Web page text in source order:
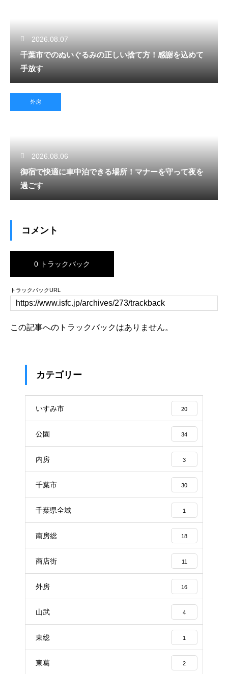
2026.08.07
千葉市でのぬいぐるみの正しい捨て方！感謝を込めて
手放す
外房
2026.08.06
御宿で快適に車中泊できる場所！マナーを守って夜を
過ごす
コメント
0 トラックバック
トラックバックURL
この記事へのトラックバックはありません。
カテゴリー
いすみ市 20
公園 34
内房 3
千葉市 30
千葉県全域 1
南房総 18
商店街 11
外房 16
山武 4
東総 1
東葛 2